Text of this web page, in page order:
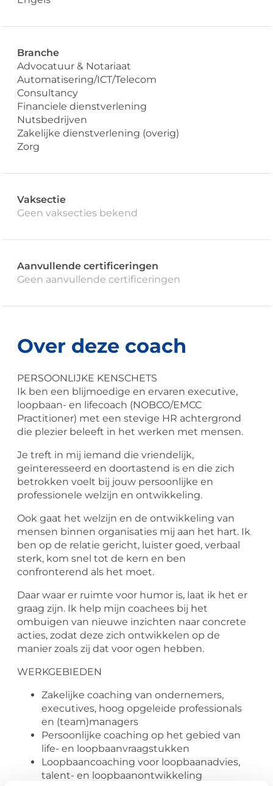
Branche
Advocatuur & Notariaat
Automatisering/ICT/Telecom
Consultancy
Financiele dienstverlening
Nutsbedrijven
Zakelijke dienstverlening (overig)
Zorg
Vaksectie
Geen vaksecties bekend
Aanvullende certificeringen
Geen aanvullende certificeringen
Over deze coach
PERSOONLIJKE KENSCHETS
Ik ben een blijmoedige en ervaren executive,
loopbaan- en lifecoach (NOBCO/EMCC
Practitioner) met een stevige HR achtergrond
die plezier beleeft in het werken met mensen.
Je treft in mij iemand die vriendelijk,
geïnteresseerd en doortastend is en die zich
betrokken voelt bij jouw persoonlijke en
professionele welzijn en ontwikkeling.
Ook gaat het welzijn en de ontwikkeling van
mensen binnen organisaties mij aan het hart. Ik
ben op de relatie gericht, luister goed, verbaal
sterk, kom snel tot de kern en ben
confronterend als het moet.
Daar waar er ruimte voor humor is, laat ik het er
graag zijn. Ik help mijn coachees bij het
ombuigen van nieuwe inzichten naar concrete
acties, zodat deze zich ontwikkelen op de
manier zoals zij dat voor ogen hebben.
WERKGEBIEDEN
Zakelijke coaching van ondernemers,
executives, hoog opgeleide professionals
en (team)managers
Persoonlijke coaching op het gebied van
life- en loopbaanvraagstukken
Loopbaancoaching voor loopbaanadvies,
talent- en loopbaanontwikkeling